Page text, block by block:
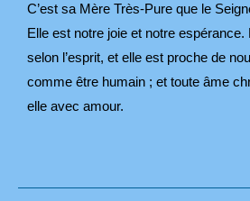
C’est sa Mère Très-Pure que le
Elle est notre joie et notre
selon l’esprit, et elle est proche de
comme être humain ; et toute âme
elle avec amour.